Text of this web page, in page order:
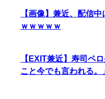
【画像】兼近、配信
ｗｗｗｗｗ
【EXIT兼近】寿司ペ
こと今でも言われる。